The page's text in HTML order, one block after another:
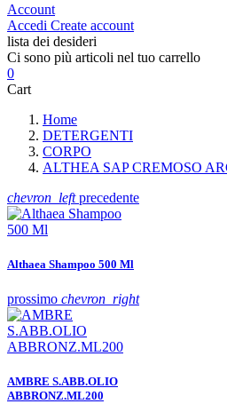
Account
Accedi Create account
lista dei desideri
Ci sono più articoli nel tuo carrello
0
Cart
Home
DETERGENTI
CORPO
ALTHEA SAP CREMOSO
chevron_leftprecedente
Althaea Shampoo 500 Ml
prossimo chevron_right
AMBRE S.ABB.OLIO
ABBRONZ.ML200